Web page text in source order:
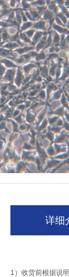
详细
1）收货前根据说